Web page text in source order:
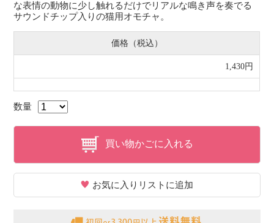
な表情の動物に少し触れるだけでリアルな鳴き声を奏でる
サウンドチップ入りの猫用オモチャ。
価格（税込）
1,430円
数量
買い物かごに入れる
お気に入りリストに追加